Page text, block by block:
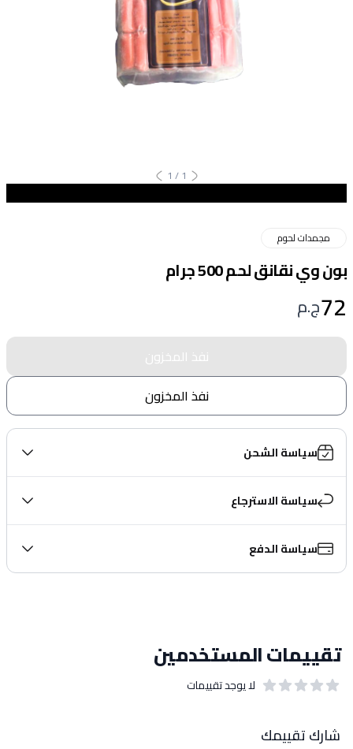
1
/
1
مجمدات لحوم
بون وي نقانق لحم 500 جرام
72ج.م
نفذ المخزون
نفذ المخزون
سياسة الشحن
سياسة الاسترجاع
سياسة الدفع
تقييمات المستخدمين
لا يوجد تقييمات
شارك تقييمك